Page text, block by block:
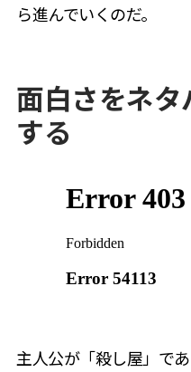
ら進んでいくのだ。
面白さをネ
する
主人公が「殺し屋」で